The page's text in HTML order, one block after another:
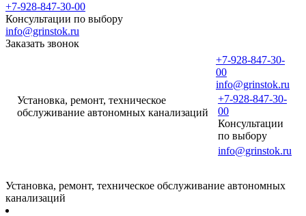
+7-928-847-30-00
Консультации по выбору
info@grinstok.ru
Заказать звонок
Установка, ремонт, техническое
обслуживание автономных канализаций
+7-928-847-30-
00
info@grinstok.ru
+7-928-847-30-
00
Консультации
по выбору
info@grinstok.ru
Установка, ремонт, техническое обслуживание автономных
канализаций